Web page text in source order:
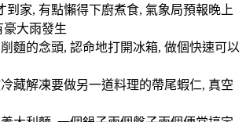
到家, 有點懶得下廚煮食, 氣象局預報晚上
豪大雨發生
麵的念頭, 認命地打開冰箱, 做個快速可以
藏解凍要做另一道料理的帶尾蝦仁, 真空